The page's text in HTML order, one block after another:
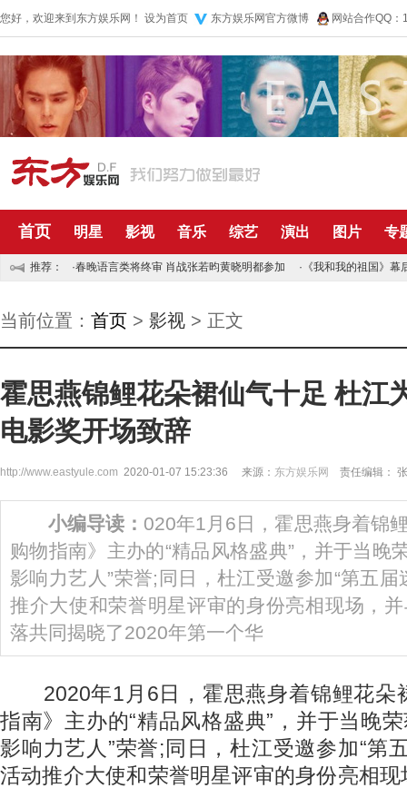
您好，欢迎来到东方娱乐网！ 设为首页 东方娱乐网官方微博 网站合作QQ
首页 明星 影视 音乐 综艺 演出 图片 专
推荐： ·春晚语言类将终审 肖战张若昀黄晓明都参加 · 《我和我的祖国》幕
当前位置： 首页 > 影视 > 正文
霍思燕锦鲤花朵裙仙气十足 杜江
电影奖开场致辞
http://www.eastyule.com 2020-01-07 15:23:36 来源： 东方娱乐网 责任编辑：
小编导读： 020年1月6日，霍思燕身着锦
购物指南》主办的“精品风格盛典”，并于当晚
影响力艺人”荣誉;同日，杜江受邀参加“第五届
推介大使和荣誉明星评审的身份亮相现场，
落共同揭晓了2020年第一个华
2020年1月6日，霍思燕身着锦鲤花朵
指南》主办的“精品风格盛典”，并于当晚
影响力艺人”荣誉;同日，杜江受邀参加“第
活动推介大使和荣誉明星评审的身份亮相